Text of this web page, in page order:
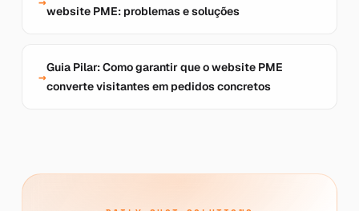
website PME: problemas e soluções
Guia Pilar: Como garantir que o website PME
converte visitantes em pedidos concretos